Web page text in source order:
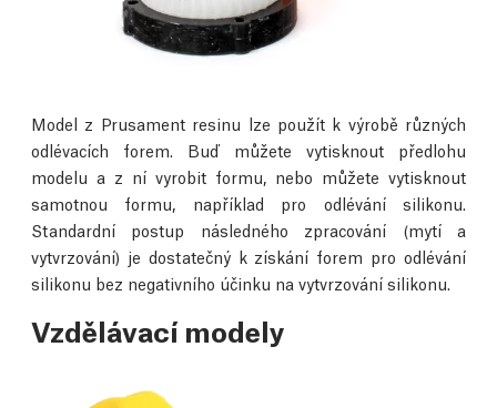
Model z Prusament resinu lze použít k výrobě různých
odlévacích forem. Buď můžete vytisknout předlohu
modelu a z ní vyrobit formu, nebo můžete vytisknout
samotnou formu, například pro odlévání silikonu.
Standardní postup následného zpracování (mytí a
vytvrzování) je dostatečný k získání forem pro odlévání
silikonu bez negativního účinku na vytvrzování silikonu.
Vzdělávací modely